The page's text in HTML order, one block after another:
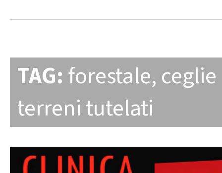
TAG: forestale,
terreni tutelati